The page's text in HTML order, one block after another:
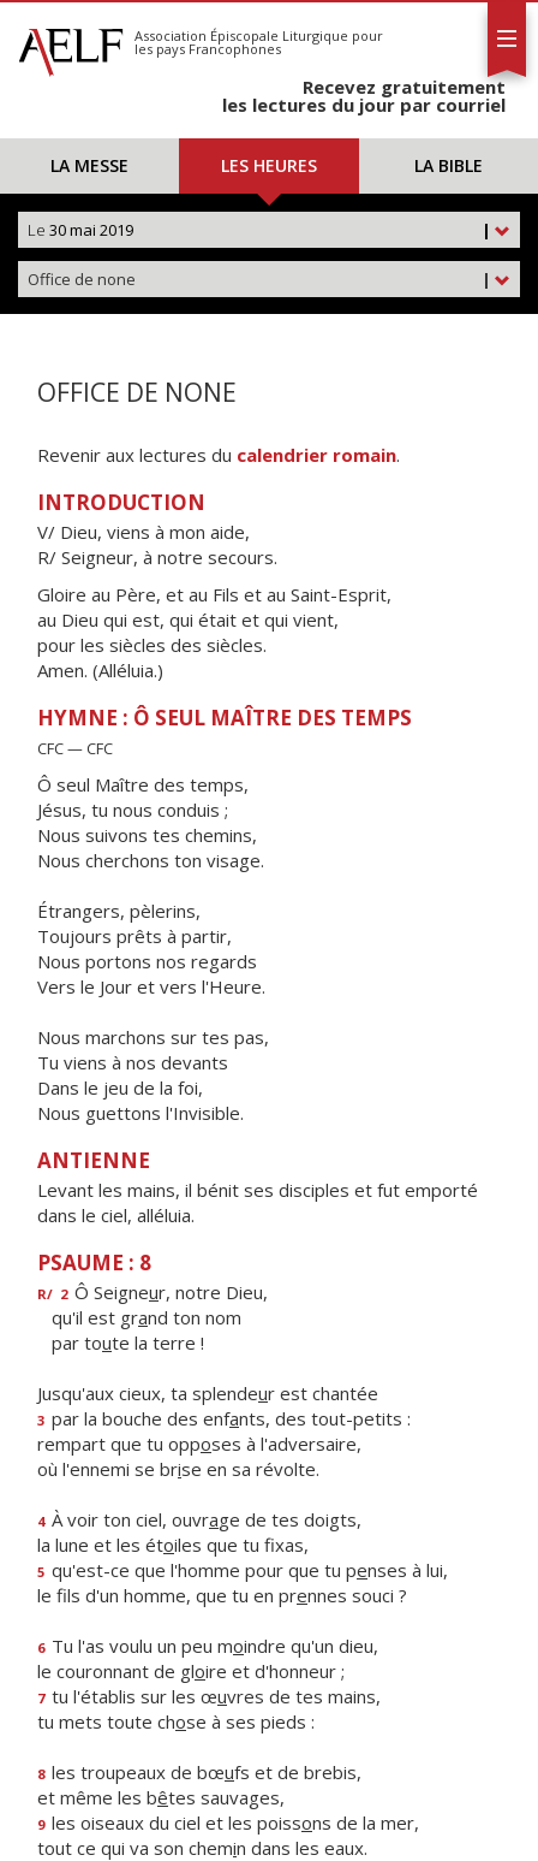
S'abonner
Calendrier
Association Épiscopale Liturgique pour
les pays Francophones
Recevez gratuitement
les lectures du jour par courriel
LA MESSE LES HEURES LA BIBLE
|
Le 30 mai 2019
|
Office de none
OFFICE DE NONE
Revenir aux lectures du calendrier romain.
INTRODUCTION
V/ Dieu, viens à mon aide,
R/ Seigneur, à notre secours.
Gloire au Père, et au Fils et au Saint-Esprit,
au Dieu qui est, qui était et qui vient,
pour les siècles des siècles.
Amen. (Alléluia.)
HYMNE : Ô SEUL MAÎTRE DES TEMPS
CFC — CFC
Ô seul Maître des temps,
Jésus, tu nous conduis ;
Nous suivons tes chemins,
Nous cherchons ton visage.
Étrangers, pèlerins,
Toujours prêts à partir,
Nous portons nos regards
Vers le Jour et vers l'Heure.
Nous marchons sur tes pas,
Tu viens à nos devants
Dans le jeu de la foi,
Nous guettons l'Invisible.
ANTIENNE
Levant les mains, il bénit ses disciples et fut emporté
dans le ciel, alléluia.
PSAUME : 8
R/ 2 Ô Seigneur, notre Dieu,
qu'il est grand ton nom
par toute la terre !
Jusqu'aux cieux, ta splendeur est chantée
3 par la bouche des enfants, des tout-petits :
rempart que tu opposes à l'adversaire,
où l'ennemi se brise en sa révolte.
4 À voir ton ciel, ouvrage de tes doigts,
la lune et les étoiles que tu fixas,
5 qu'est-ce que l'homme pour que tu penses à lui,
le fils d'un homme, que tu en prennes souci ?
6 Tu l'as voulu un peu moindre qu'un dieu,
le couronnant de gloire et d'honneur ;
7 tu l'établis sur les œuvres de tes mains,
tu mets toute chose à ses pieds :
8 les troupeaux de bœufs et de brebis,
et même les bêtes sauvages,
9 les oiseaux du ciel et les poissons de la mer,
tout ce qui va son chemin dans les eaux.